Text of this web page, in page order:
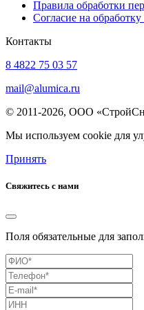
Правила обработки
Согласие на
Контакты
8 4822 75 03 57
mail@alumica.ru
© 2011-2026, ООО
Мы используем cookie для
Принять
Свяжитесь с нами
Поля обязательные для